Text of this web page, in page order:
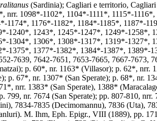
(Sardinia); Cagliari e territorio,
nrr. 1098*-1102*, 1104*-1111*, 1115*-
1174*, 1176*-1182*, 1184*-1185*, 1187*-
1240*, 1243*, 1245*-1247*, 1249*-1258*,
1304*, 1306*, 1308*-1317*, 1319*-1327*,
1375*, 1377*-1382*, 1384*-1387*, 1389*-
7639, 7642-7651, 7653-7665, 7667-7673,
p. 60*, nr. 1163* (Villasor); p. 62*, nrr.
p. 67*, nr. 1307* (San Sperate); p. 68*, nr.
nrr. 1383* (San Sperate), 1388*
799, nr. 7674 (San Sperate); pp. 807-810,
7834-7835 (Decimomannu), 7836 (Uta),
M. Ihm, Eph. Epigr., VIII (1889), pp.